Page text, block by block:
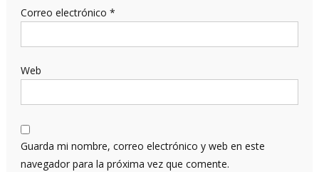
Correo electrónico *
Web
Guarda mi nombre, correo electrónico y web en este
navegador para la próxima vez que comente.